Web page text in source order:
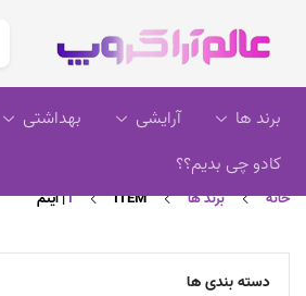
برند ها آرایشی بهداشتی
کادو چی بدیم؟؟
خانه برند ها I ITEM | آیتم
دسته بندی ها